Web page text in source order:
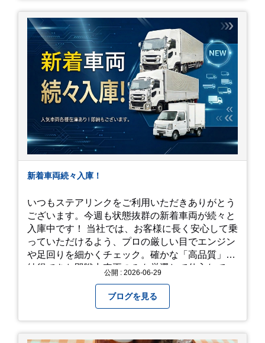
新着車両続々入庫！
いつもステアリンクをご利用いただきありがとう
ございます。今週も状態抜群の新着車両が続々と
入庫中です！ 当社では、お客様に長く安心して乗
っていただけるよう、プロの厳しい目でエンジン
や足回りを細かくチェック。確かな「高品質」と
納得できた即戦力車両のみを厳選して仕入れてい
公開 : 2026-06-29
ブログを見る